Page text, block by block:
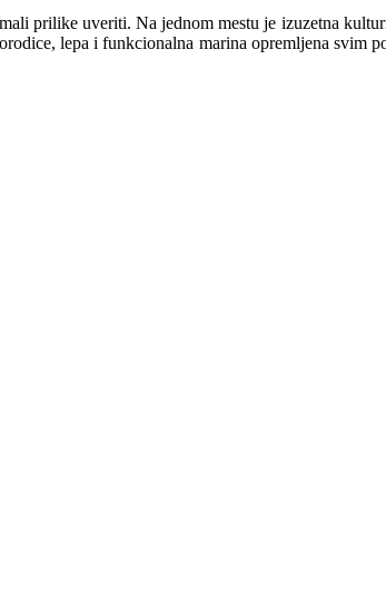
prilike uveriti. Na jednom mestu je izuzetna
lepa i funkcionalna marina opremljena svim